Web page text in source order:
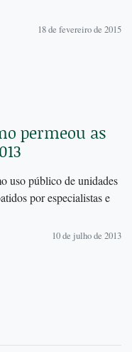
18 de fevereiro de 2015
permeou as
uso público de unidades
por especialistas e
10 de julho de 2013